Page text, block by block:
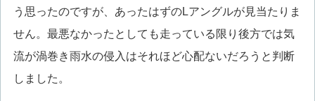
う思ったのですが、あったはずのLアングルが見当たりま
せん。最悪なかったとしても走っている限り後方では気
流が渦巻き雨水の侵入はそれほど心配ないだろうと判断
しました。